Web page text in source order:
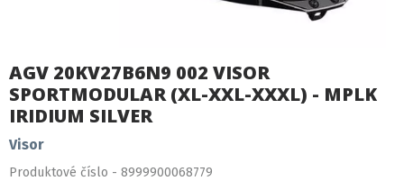
AGV 20KV27B6N9 002 VISOR
SPORTMODULAR (XL-XXL-XXXL) - MPLK
IRIDIUM SILVER
Visor
Produktové číslo - 8999900068779